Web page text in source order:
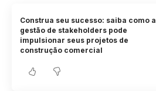
Construa seu sucesso: saiba como a
gestão de stakeholders pode
impulsionar seus projetos de
construção comercial